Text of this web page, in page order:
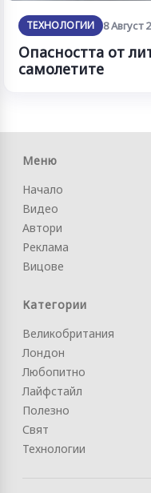
ТЕХНОЛОГИИ 8 Август
Опасността от
самолетите
Меню
Начало
Видео
Автори
Реклама
Вицове
Категории
Великобритания
Лондон
Любопитно
Лайфстайл
Полезно
Свят
Технологии